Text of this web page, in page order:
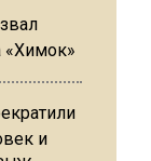
«Химок»